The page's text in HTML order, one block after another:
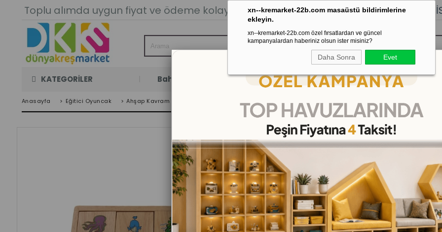
xn--kremarket-22b.com masaüstü bildirimlerine
ekleyin.
xn--kremarket-22b.com özel fırsatlardan ve güncel
kampanyalardan haberiniz olsun ister misiniz?
Daha Sonra Evet
Toplu alımda uygun fiyat ve ödeme kolaylığı. Stoktan Gönderim.% 100İADE
KATEGORİLER Bahçe Oyun Odası Kaydırak Salıncak Tahterevalli Çok
Anasayfa > Eğitici Oyuncak > Ahşap Kavram Oyuncakları Alfabetik Hayvanlı Puzzle
Alfabetik Hayvanlı
(KMAB1770)
₺275,00 (KDV Dahil)
₺22,92 `den başlayan